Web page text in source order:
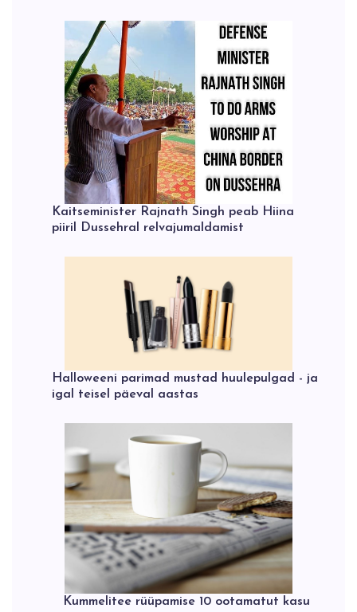
Kaitseminister Rajnath Singh peab Hiina
piiril Dussehral relvajumaldamist
Halloweeni parimad mustad huulepulgad - ja
igal teisel päeval aastas
Kummelitee rüüpamise 10 ootamatut kasu